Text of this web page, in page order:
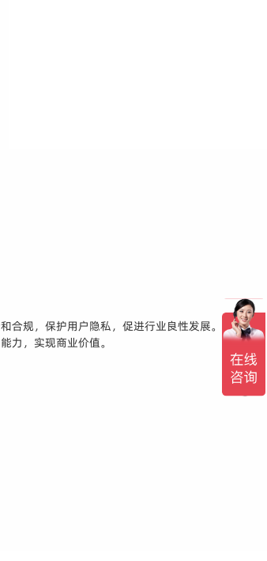
合规，保护用户隐私，促进行业良性发展。此外，
力，实现商业价值。